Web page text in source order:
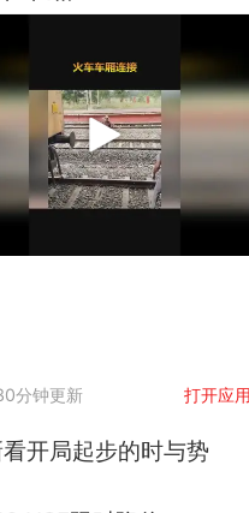
分钟更新 打开应
开局起步的时与势